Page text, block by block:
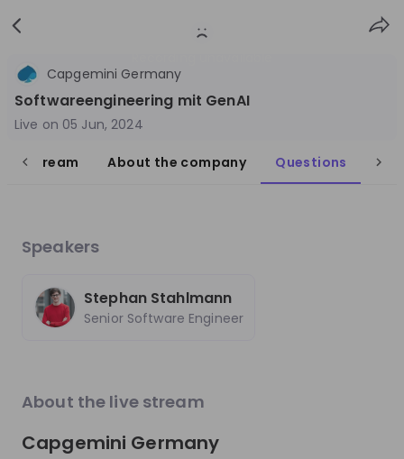
Technology & IT
10'000+
About
Capgemini Germany
Softwareengineering mit GenAI
Live on 05 Jun, 2024
stream About the company Questions
Speakers
Stephan Stahlmann
Senior Software Engineer
About the live stream
Capgemini Germany